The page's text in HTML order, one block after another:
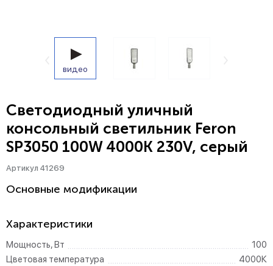
видео
Светодиодный уличный
консольный светильник Feron
SP3050 100W 4000K 230V, серый
Артикул 41269
Основные модификации
Характеристики
Мощность, Вт
100
Цветовая температура
4000К